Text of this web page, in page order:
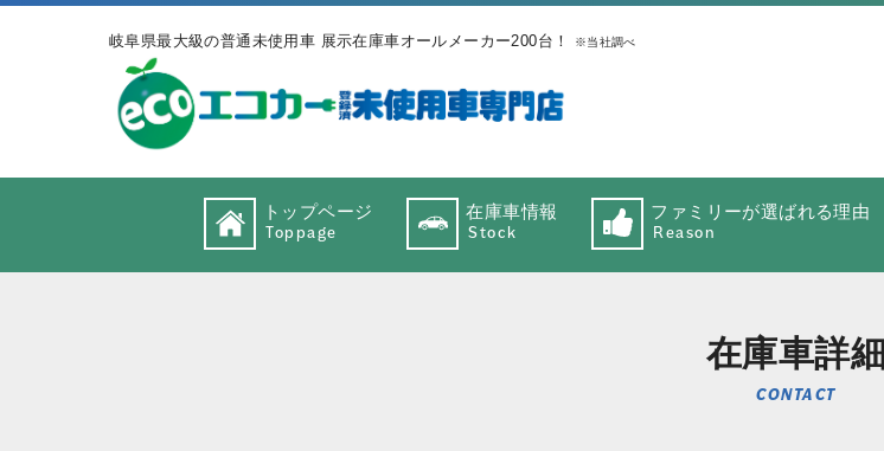
岐阜県最大級の普通未使用車 展示在庫車オールメーカー200台！ ※当社調べ
トップページ
Toppage
在庫車情報
Stock
ファミリーが選ばれる理由
Reason
在庫車詳細
CONTACT